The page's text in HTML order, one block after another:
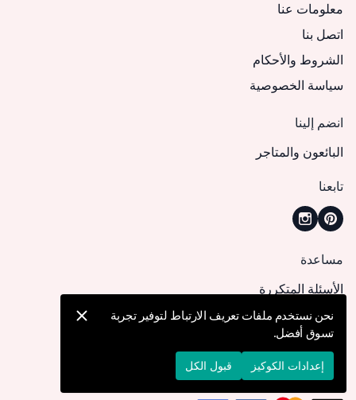
معلومات عنا
اتصل بنا
الشروط والأحكام
سياسة الخصوصية
انضم إلينا
البائعون والمتاجر
تابعنا
مساعدة
الأسئلة المتكررة
كيف يمكنني تقديم طلب؟
الشحن والتوصيل
الإرجاع والإلغاء
نحن نستخدم ملفات تعريف الارتباط لتوفير تجربة
تسوق أفضل.
إعدادات الكوكيز قبول الكل